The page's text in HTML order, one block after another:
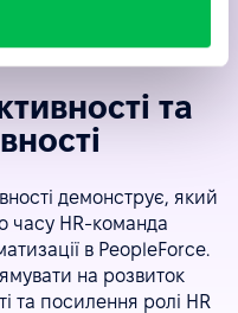
та
демонструє, який
часу HR-команда
в PeopleForce.
на розвиток
та посилення ролі HR